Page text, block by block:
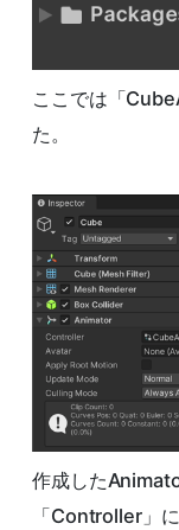
ここでは「
た。
作成した
「Controller」